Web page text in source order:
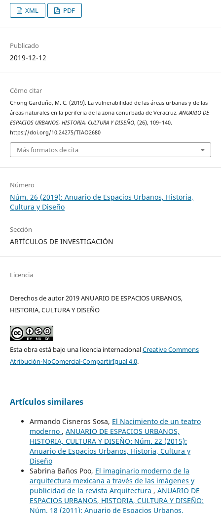
XML PDF
Publicado
2019-12-12
Cómo citar
Chong Garduño, M. C. (2019). La vulnerabilidad de las áreas urbanas y de las
áreas naturales en la periferia de la zona conurbada de Veracruz.ANUARIO DE
ESPACIOS URBANOS, HISTORIA, CULTURA Y DISEÑO, (26), 109–140.
https://doi.org/10.24275/TIAO2680
Más formatos de cita
Número
Núm. 26 (2019): Anuario de Espacios Urbanos, Historia,
Cultura y Diseño
Sección
ARTÍCULOS DE INVESTIGACIÓN
Licencia
Derechos de autor 2019 ANUARIO DE ESPACIOS URBANOS,
HISTORIA, CULTURA Y DISEÑO
Esta obra está bajo una licencia internacionalCreative Commons
Atribución-NoComercial-CompartirIgual 4.0.
Artículos similares
Armando Cisneros Sosa, El Nacimiento de un teatro
moderno , ANUARIO DE ESPACIOS URBANOS,
HISTORIA, CULTURA Y DISEÑO: Núm. 22 (2015):
Anuario de Espacios Urbanos, Historia, Cultura y
Diseño
Sabrina Baños Poo, El imaginario moderno de la
arquitectura mexicana a través de las imágenes y
publicidad de la revista Arquitectura , ANUARIO DE
ESPACIOS URBANOS, HISTORIA, CULTURA Y DISEÑO:
Núm. 18 (2011): Anuario de Espacios Urbanos,